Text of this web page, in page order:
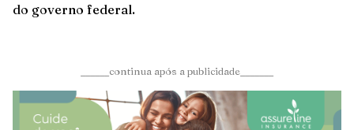
do governo federal.
______continua após a publicidade_______